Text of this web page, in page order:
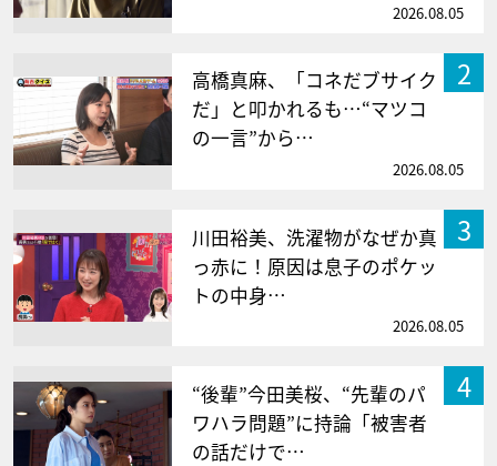
2026.08.05
2
高橋真麻、「コネだブサイク
だ」と叩かれるも…“マツコ
の一言”から…
2026.08.05
3
川田裕美、洗濯物がなぜか真
っ赤に！原因は息子のポケッ
トの中身…
2026.08.05
4
“後輩”今田美桜、“先輩のパ
ワハラ問題”に持論「被害者
の話だけで…